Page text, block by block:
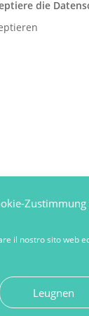
il nostro sito web
Leugnen
die
MARGHERITA, 140,